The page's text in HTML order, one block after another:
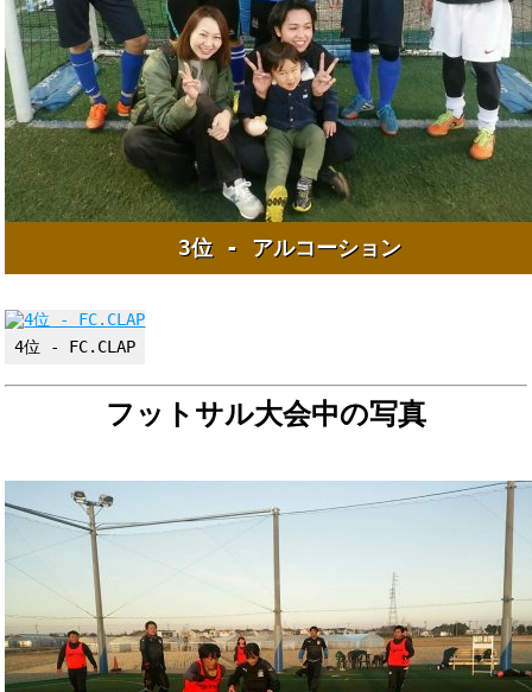
3位 - アルコーション
4位 - FC.CLAP
フットサル大会中の写真